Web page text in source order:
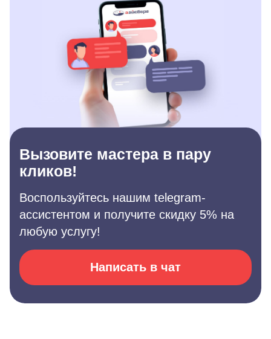
Вызовите мастера в пару
кликов!
Воспользуйтесь нашим telegram-
ассистентом и получите скидку 5% на
любую услугу!
Написать в чат